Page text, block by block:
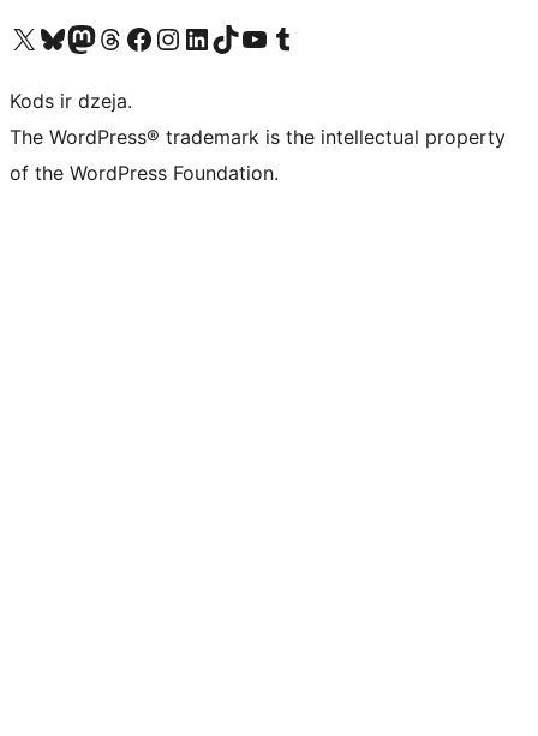
Apmeklējiet mūsu X (agrāk Twitter) kontu
Apmeklējiet mūsu Bluesky kontu
Apmeklējiet mūsu Mastodon kontu
Apmeklējiet mūsu Threads kontu
Apmeklējiet mūsu Facebook lapuApmeklējiet mūsu Instagram kontu
Apmeklējiet mūsu LinkedIn kontu
Apmeklējiet mūsu TikTok kontu
Apmeklējiet mūsu YouTube kanālu
Apmeklējiet mūsu Tumblr kontu
Kods ir dzeja.
The WordPress® trademark is the intellectual property
of the WordPress Foundation.